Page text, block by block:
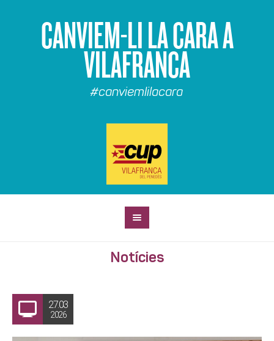
CANVIEM-LI LA CARA A
VILAFRANCA
#canviemlilacara
Notícies
27.03
2026